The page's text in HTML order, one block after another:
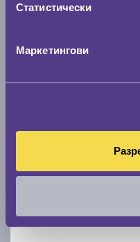
Статистически
Маркетингови